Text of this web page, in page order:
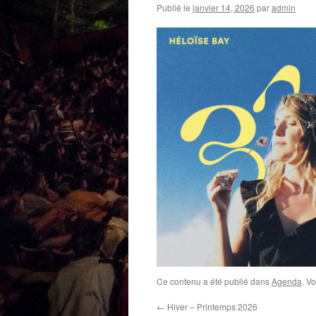
Publié le janvier 14, 2026 paradmin
Ce contenu a été publié dansAgenda.
← Hiver – Printemps 2026